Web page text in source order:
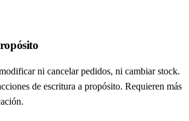
ni cancelar pedidos, ni cambiar stock.
de escritura a propósito. Requieren más